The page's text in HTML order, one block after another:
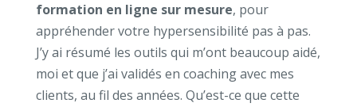
formation en ligne sur mesure, pour
appréhender votre hypersensibilité pas à pas.
J’y ai résumé les outils qui m’ont beaucoup aidé,
moi et que j’ai validés en coaching avec mes
clients, au fil des années. Qu’est-ce que cette